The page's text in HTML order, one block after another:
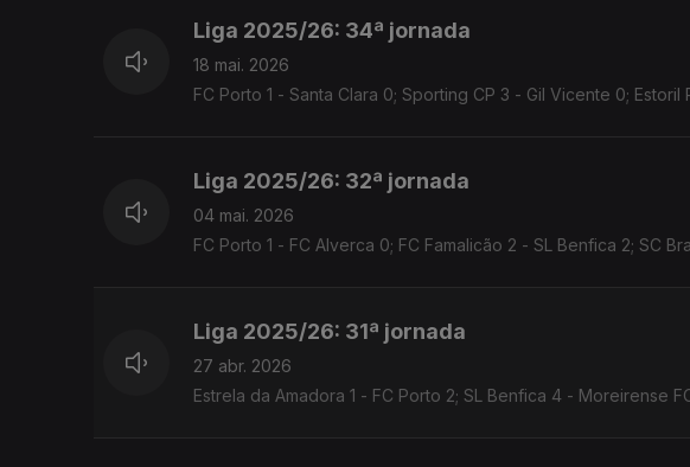
Liga 2025/26: 34ª jornada
18 mai. 2026
FC Porto 1 - Santa Clara 0; Sporting CP 3 - Gil Vicente 0;
Liga 2025/26: 32ª jornada
04 mai. 2026
FC Porto 1 - FC Alverca 0; FC Famalicão 2 - SL Benfica 2; SC
Liga 2025/26: 31ª jornada
27 abr. 2026
Estrela da Amadora 1 - FC Porto 2; SL Benfica 4 - Moreirense